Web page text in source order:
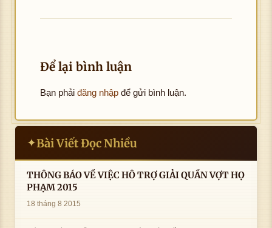
Để lại bình luận
Bạn phải đăng nhập để gửi bình luận.
✦Bài Viết Đọc Nhiều
THÔNG BÁO VỀ VIỆC HỖ TRỢ GIẢI QUẦN VỢT HỌ
PHẠM 2015
18 tháng 8 2015